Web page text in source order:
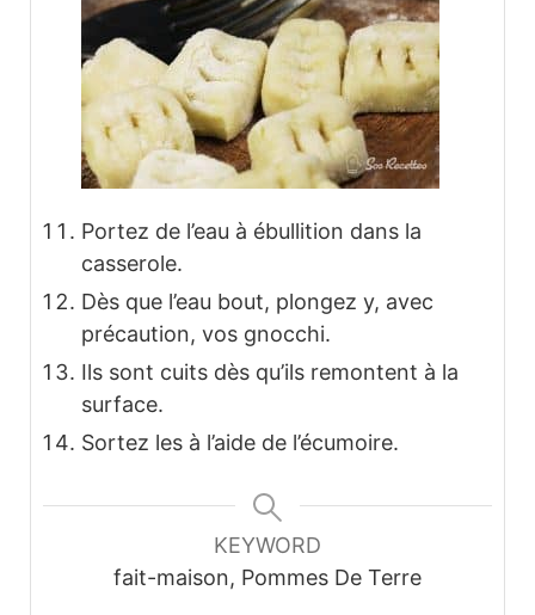
Portez de l’eau à ébullition dans la
casserole.
Dès que l’eau bout, plongez y, avec
précaution, vos gnocchi.
Ils sont cuits dès qu’ils remontent à la
surface.
Sortez les à l’aide de l’écumoire.
KEYWORD
fait-maison, Pommes De Terre